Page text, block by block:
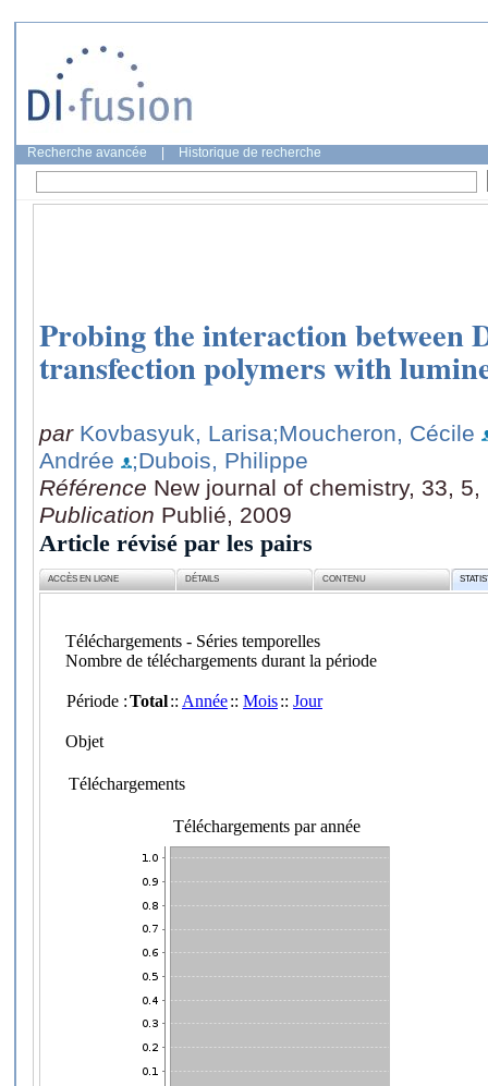
Recherche avancée Historique de recherche
Probing the interaction between
transfection polymers with
par Kovbasyuk, Larisa;Moucheron, Cécile
Andrée
;Dubois, Philippe
Référence New journal of chemistry, 33,
Publication Publié, 2009
Article révisé par les pairs
ACCÈS EN LIGNE DÉTAILS CONTENU